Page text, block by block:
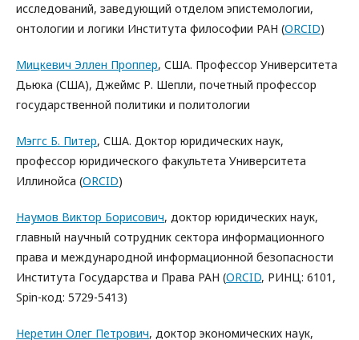
исследований, заведующий отделом эпистемологии,
онтологии и логики Института философии РАН (ORCID)
Мицкевич Эллен Проппер, США. Профессор Университета
Дьюка (США), Джеймс Р. Шепли, почетный профессор
государственной политики и политологии
Мэггс Б. Питер, США. Доктор юридических наук,
профессор юридического факультета Университета
Иллинойса (ORCID)
Наумов Виктор Борисович, доктор юридических наук,
главный научный сотрудник сектора информационного
права и международной информационной безопасности
Института Государства и Права РАН (ORCID, РИНЦ: 6101,
Spin-код: 5729-5413)
Неретин Олег Петрович, доктор экономических наук,